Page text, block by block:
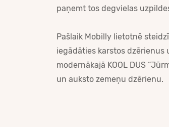
paņemt tos degvielas
Pašlaik Mobilly lietotnē
iegādāties karstos dzērienus
modernākajā KOOL DUS
un auksto zemeņu dzērienu.